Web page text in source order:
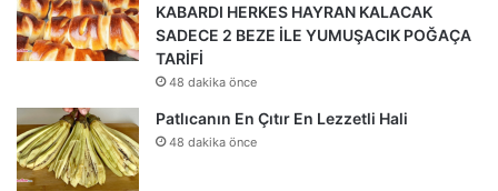
KABARDI HERKES HAYRAN KALACAK
SADECE 2 BEZE İLE YUMUŞACIK POĞAÇA
TARİFİ
48 dakika önce
Patlıcanın En Çıtır En Lezzetli Hali
48 dakika önce